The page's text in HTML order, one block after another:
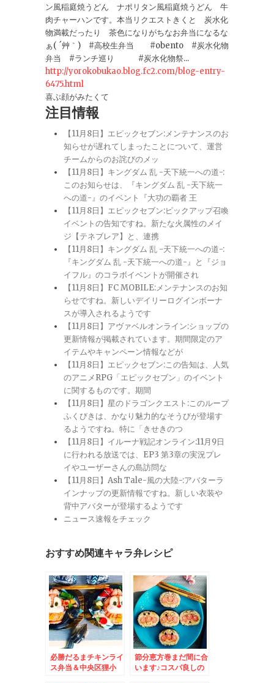
ン風稲庭焼うどん ナポリタン風稲庭焼うどん 牛
肉チャーハンです。本当リクエストきくと 炭水化
物満載だったり 茶色になりがちなお弁当になるな
ぁ( ´艸｀) #高校生弁当 #obento #炭水化物
弁当 #ランチ巡り #炭水化物祭...
http://yorokobukao.blog.fc2.com/blog-entry-
6475.html
喜ぶ顔がみたくて
注目情報
【11月8日】エピックセブン:メンテナンスのお
知らせが遅れてしまったことについて、運営
チームからのお詫びのメッ
【11月8日】キングダム 乱 -天下統一への道-:
このお知らせは、『キングダム 乱 -天下統一
への道-』のイベント『大功の覇者 王
【11月8日】エピックセブン:ピックアップ召喚
イベントの告知ですね。新たな火属性のメイ
ジ【テネブレア】と、連携
【11月8日】キングダム 乱 -天下統一への道-:
『キングダム 乱 -天下統一への道-』と『ジョ
イフル』のコラボイベントが開催され
【11月8日】FC MOBILE:メンテナンスのお知
らせですね。新しいデイリーログインボーナ
スが導入されるようです
【11月8日】アヴァベルオンライン:ショップの
更新情報が掲載されています。期間限定のア
イテムやキャンペーン情報などが
【11月8日】エピックセブン:この告知は、人気
のアニメRPG「エピックセブン」のイベント
に関するものです。期間
【11月8日】星のドラゴンクエスト:このループ
ふくびきは、かなり魅力的なそうびが登場す
るようですね。特に「きせきのつ
【11月8日】イルーナ戦記オンライン:11月9日
に行われる放送では、EP3 第3章の実況プレ
イやユーザーさんの島訪問な
【11月8日】Ash Tale-風の大陸-:アバターラ
インナップの更新情報ですね。新しい衣装や
背中アバターが登場するようです
ニュース速報をチェック
おすすめ関連キャラ弁レシピ
必勝だるまチキンライ
ス弁当＆中央区狸小
節分恵方巻まだ間に合
います♪コスパ良しの